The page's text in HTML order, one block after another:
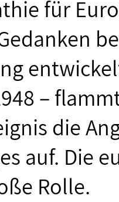
für
–
die
auf. Die
Rolle.